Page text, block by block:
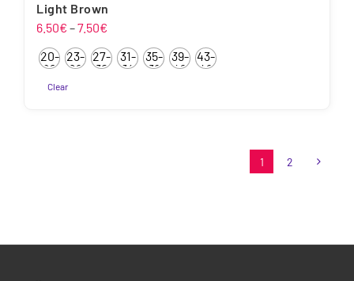
Light Brown
6.50€ –7.50€
6.50€
kuni
20-
22
23-
26
27-
30
31-
34
35-
38
39-
42
43-
46
Clear
1 2